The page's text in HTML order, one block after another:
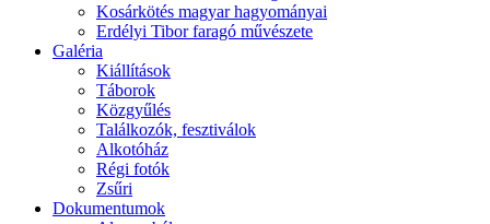
Kosárkötés magyar hagyományai
Erdélyi Tibor faragó művészete
Galéria
Kiállítások
Táborok
Közgyűlés
Találkozók, fesztiválok
Alkotóház
Régi fotók
Zsűri
Dokumentumok